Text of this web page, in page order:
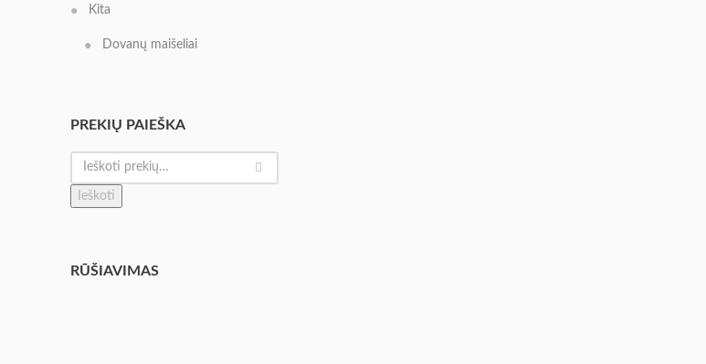
Kita
Dovanų maišeliai
PREKIŲ PAIEŠKA
Ieškoti
RŪŠIAVIMAS